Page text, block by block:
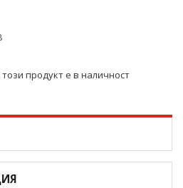
продукт е в наличност